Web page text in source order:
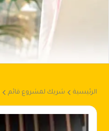
الرئيسية شريك لمشروع قائم